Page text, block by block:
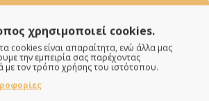
για
and
Μαρτυρικό βραχιολάκι για
την οικογένεια Celfie and
ΚΑΛΆΘΙ
χρησιμοποιεί cookies.
cookies είναι απαραίτητα, ενώ άλλα μας
την εμπειρία σας παρέχοντας
με τον τρόπο χρήσης του ιστότοπου.